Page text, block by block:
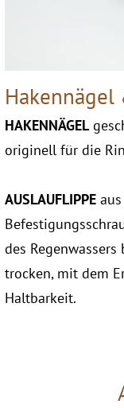
HAKENNÄGEL
originell für die
AUSLAUFLIPPE
des
trocken, mit dem
Haltbarkeit.